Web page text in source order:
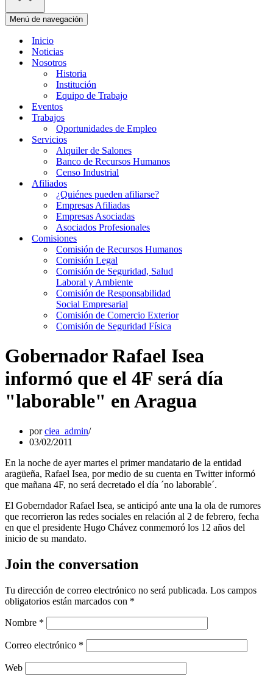
Menú de navegación
Inicio
Noticias
Nosotros
Historia
Institución
Equipo de Trabajo
Eventos
Trabajos
Oportunidades de Empleo
Servicios
Alquiler de Salones
Banco de Recursos Humanos
Censo Industrial
Afiliados
¿Quiénes pueden afiliarse?
Empresas Afiliadas
Empresas Asociadas
Asociados Profesionales
Comisiones
Comisión de Recursos Humanos
Comisión Legal
Comisión de Seguridad, Salud
Laboral y Ambiente
Comisión de Responsabilidad
Social Empresarial
Comisión de Comercio Exterior
Comisión de Seguridad Física
Gobernador Rafael Isea
informó que el 4F será día
"laborable" en Aragua
porciea_admin
03/02/2011
En la noche de ayer martes el primer mandatario de la entidad
aragüeña, Rafael Isea, por medio de su cuenta en Twitter informó
que mañana 4F, no será decretado el día ´no laborable´.
El Goberndador Rafael Isea, se anticipó ante una la ola de rumores
que recorrieron las redes sociales en relación al 2 de febrero, fecha
en que el presidente Hugo Chávez conmemoró los 12 años del
inicio de su mandato.
Join the conversation
Tu dirección de correo electrónico no será publicada. Los campos
obligatorios están marcados con *
Nombre *
Correo electrónico *
Web